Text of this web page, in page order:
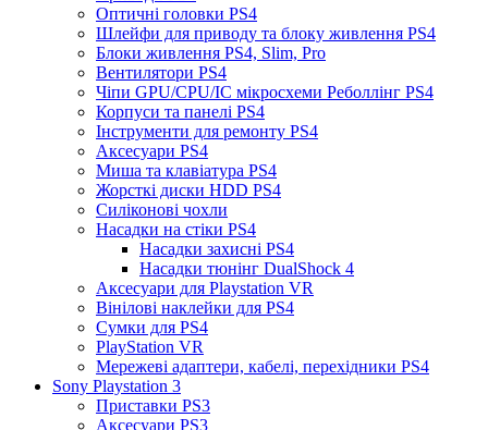
Оптичні головки PS4
Шлейфи для приводу та блоку живлення PS4
Блоки живлення PS4, Slim, Pro
Вентилятори PS4
Чіпи GPU/CPU/IC мікросхеми Реболлінг PS4
Корпуси та панелі PS4
Інструменти для ремонту PS4
Аксесуари PS4
Миша та клавіатура PS4
Жорсткі диски HDD PS4
Силіконові чохли
Насадки на стіки PS4
Насадки захисні PS4
Насадки тюнінг DualShock 4
Аксесуари для Playstation VR
Вінілові наклейки для PS4
Сумки для PS4
PlayStation VR
Мережеві адаптери, кабелі, перехідники PS4
Sony Playstation 3
Приставки PS3
Аксесуари PS3